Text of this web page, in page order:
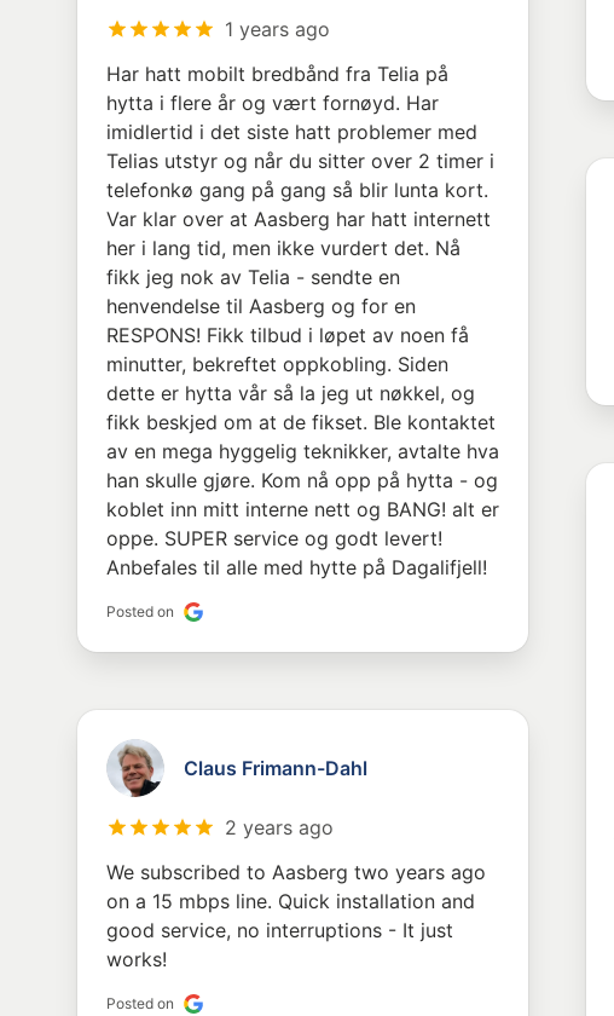
1 years ago
Har hatt mobilt bredbånd fra Telia på
hytta i flere år og vært fornøyd. Har
imidlertid i det siste hatt problemer med
Telias utstyr og når du sitter over 2 timer i
telefonkø gang på gang så blir lunta kort.
Var klar over at Aasberg har hatt internett
her i lang tid, men ikke vurdert det. Nå
fikk jeg nok av Telia - sendte en
henvendelse til Aasberg og for en
RESPONS! Fikk tilbud i løpet av noen få
minutter, bekreftet oppkobling. Siden
dette er hytta vår så la jeg ut nøkkel, og
fikk beskjed om at de fikset. Ble kontaktet
av en mega hyggelig teknikker, avtalte hva
han skulle gjøre. Kom nå opp på hytta - og
koblet inn mitt interne nett og BANG! alt er
oppe. SUPER service og godt levert!
Anbefales til alle med hytte på Dagalifjell!
Posted on
Claus Frimann-Dahl
2 years ago
We subscribed to Aasberg two years ago
on a 15 mbps line. Quick installation and
good service, no interruptions - It just
works!
Posted on